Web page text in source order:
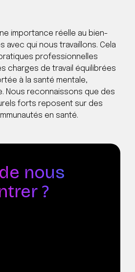
importance réelle au bien-
avec qui nous travaillons. Cela
professionnelles
charges de travail équilibrées
à la santé mentale,
Nous reconnaissons que des
forts reposent sur des
en santé.
nous
?